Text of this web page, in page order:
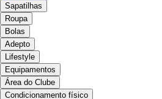
Sapatilhas
Roupa
Bolas
Adepto
Lifestyle
Equipamentos
Área do Clube
Condicionamento físico